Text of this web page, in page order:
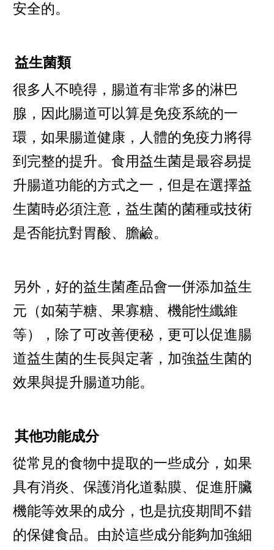
安全的。
益生菌類
很多人不曉得，腸道有非常多的淋巴
腺，因此腸道可以算是免疫系統的一
環，如果腸道健康，人體的免疫力將得
到完整的提升。食用益生菌是最容易提
升腸道功能的方式之一，但是在選擇益
生菌時必須注意，益生菌的菌種或技術
是否能抗對胃酸、膽鹼。
另外，好的益生菌產品會一併添加益生
元（如菊芋糖、果寡糖、機能性纖維
等），除了可改善便秘，更可以促進腸
道益生菌的生長與定著，加強益生菌的
效果與提升腸道功能。
其他功能成分
從常見的食物中提取的一些成分，如果
具有消炎、保護消化道黏膜、促進肝臟
機能等效果的成分，也是抗疫期間不錯
的保健食品。由於這些成分能夠加強細